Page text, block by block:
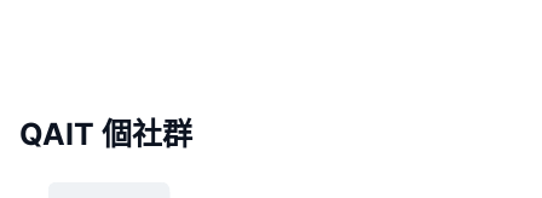
QAIT 個社群